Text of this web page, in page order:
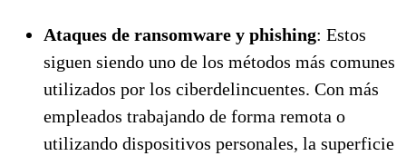
Ataques de ransomware y phishing: Estos
siguen siendo uno de los métodos más comunes
utilizados por los ciberdelincuentes. Con más
empleados trabajando de forma remota o
utilizando dispositivos personales, la superficie